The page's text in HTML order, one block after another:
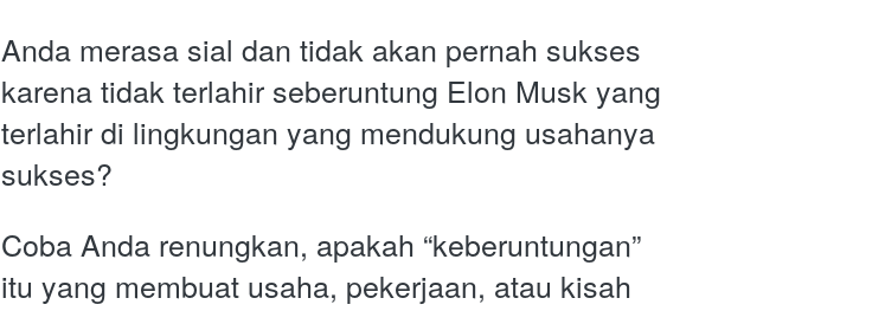
Anda merasa sial dan tidak akan pernah sukses
karena tidak terlahir seberuntung Elon Musk yang
terlahir di lingkungan yang mendukung usahanya
sukses?
Coba Anda renungkan, apakah “keberuntungan”
itu yang membuat usaha, pekerjaan, atau kisah